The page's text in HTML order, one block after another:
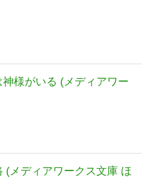
様がいる (メディアワー
(メディアワークス文庫 ほ